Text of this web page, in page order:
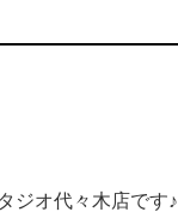
ジオ代々木店です♪